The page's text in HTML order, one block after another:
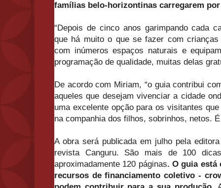
famílias belo-horizontinas carregarem
“Depois de cinco anos garimpando cada
que há muito o que se fazer com
com inúmeros espaços naturais e
programação de qualidade, muitas delas
De acordo com Miriam, “o guia contribui
aqueles que desejam vivenciar a cidade
uma excelente opção para os visitantes
na companhia dos filhos, sobrinhos, netos.
A obra será publicada em julho pela
revista Canguru. São mais de 100
aproximadamente 120 páginas. O guia está
recursos de financiamento coletivo -